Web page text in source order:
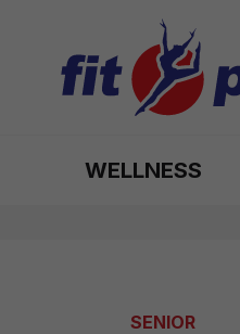
WELLNESS
SENIOR